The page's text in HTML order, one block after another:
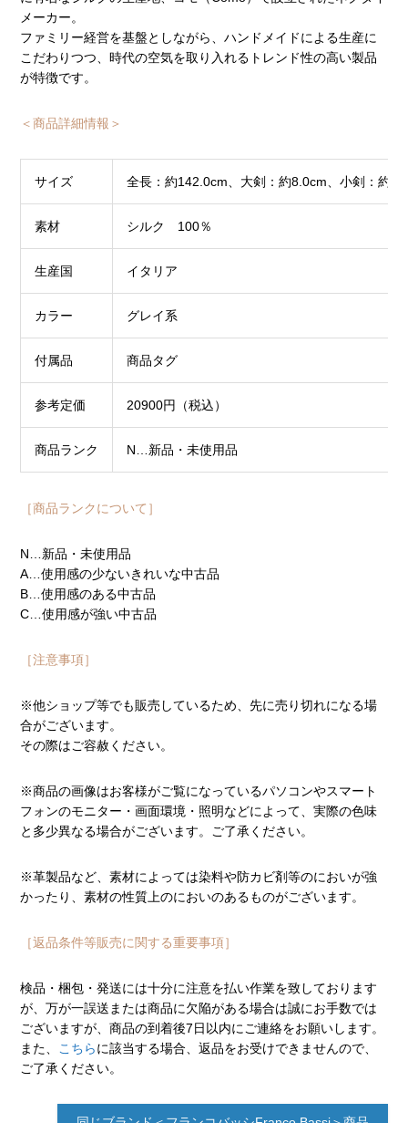
メーカー。
ファミリー経営を基盤としながら、ハンドメイドによる生産に
こだわりつつ、時代の空気を取り入れるトレンド性の高い製品
が特徴です。
＜商品詳細情報＞
サイズ 全長：約142.0cm、大剣：約8.0cm、小剣：約
素材 シルク 100％
生産国 イタリア
カラー グレイ系
付属品 商品タグ
参考定価 20900円（税込）
商品ランク N…新品・未使用品
［商品ランクについて］
N…新品・未使用品
A…使用感の少ないきれいな中古品
B…使用感のある中古品
C…使用感が強い中古品
［注意事項］
※他ショップ等でも販売しているため、先に売り切れになる場
合がございます。
その際はご容赦ください。
※商品の画像はお客様がご覧になっているパソコンやスマート
フォンのモニター・画面環境・照明などによって、実際の色味
と多少異なる場合がございます。ご了承ください。
※革製品など、素材によっては染料や防カビ剤等のにおいが強
かったり、素材の性質上のにおいのあるものがございます。
［返品条件等販売に関する重要事項］
検品・梱包・発送には十分に注意を払い作業を致しております
が、万が一誤送または商品に欠陥がある場合は誠にお手数では
ございますが、商品の到着後7日以内にご連絡をお願いします。
また、 こちらに該当する場合、返品をお受けできませんので、
ご了承ください。